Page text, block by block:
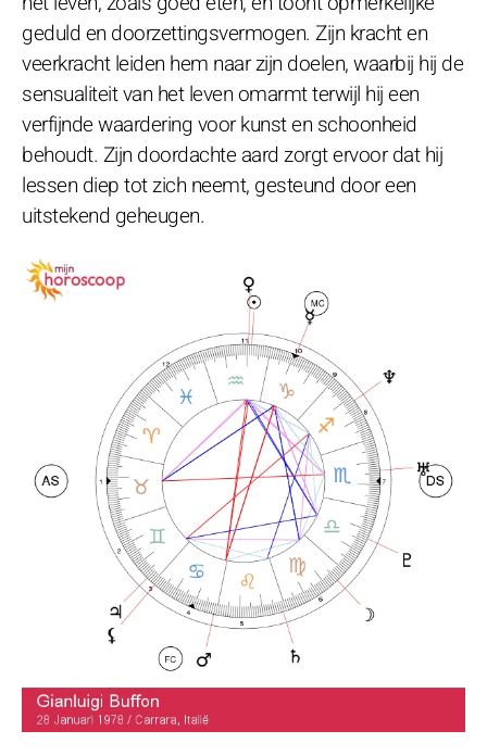
geduld en doorzettingsvermogen. Zijn kracht en
veerkracht leiden hem naar zijn doelen, waarbij hij de
sensualiteit van het leven omarmt terwijl hij een
verfijnde waardering voor kunst en schoonheid
behoudt. Zijn doordachte aard zorgt ervoor dat hij
lessen diep tot zich neemt, gesteund door een
uitstekend geheugen.